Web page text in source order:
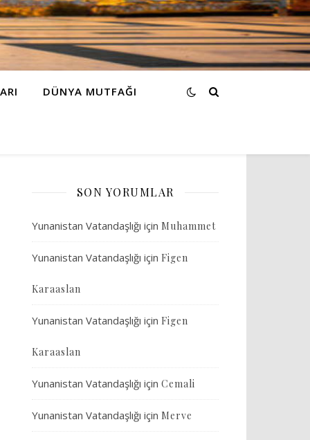
DÜNYA MUTFAĞI
SON YORUMLAR
Yunanistan Vatandaşlığı için Muhammet
Yunanistan Vatandaşlığı için Figen
Karaaslan
Yunanistan Vatandaşlığı için Figen
Karaaslan
Yunanistan Vatandaşlığı için Cemali
Yunanistan Vatandaşlığı için Merve